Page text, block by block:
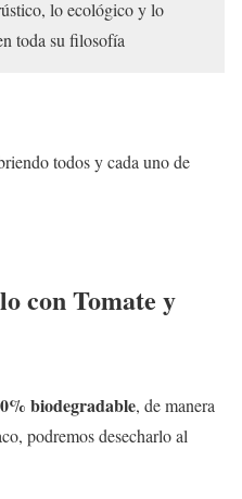
lo ecológico y lo
toda su filosofía
todos y cada uno de
con Tomate y
biodegradable, de manera
podremos desecharlo al